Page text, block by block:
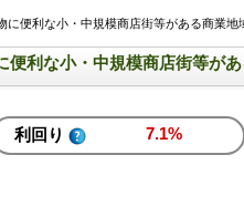
便利な小・中規模商店街等がある商業地
便利な小・中規模商店街等が
利回り 7.1%